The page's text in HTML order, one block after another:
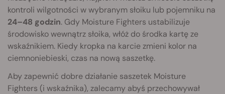
kontroli wilgotności w wybranym słoiku lub pojemniku na
24–48 godzin. Gdy Moisture Fighters ustabilizuje
środowisko wewnątrz słoika, włóż do środka kartę ze
wskaźnikiem. Kiedy kropka na karcie zmieni kolor na
ciemnoniebieski, czas na nową saszetkę.
Aby zapewnić dobre działanie saszetek Moisture
Fighters (i wskaźnika), zalecamy abyś przechowywał